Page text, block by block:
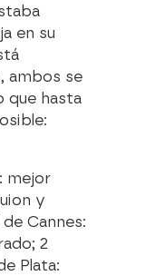
en su
ambos se
que hasta
mejor
y
Cannes:
2
Plata: